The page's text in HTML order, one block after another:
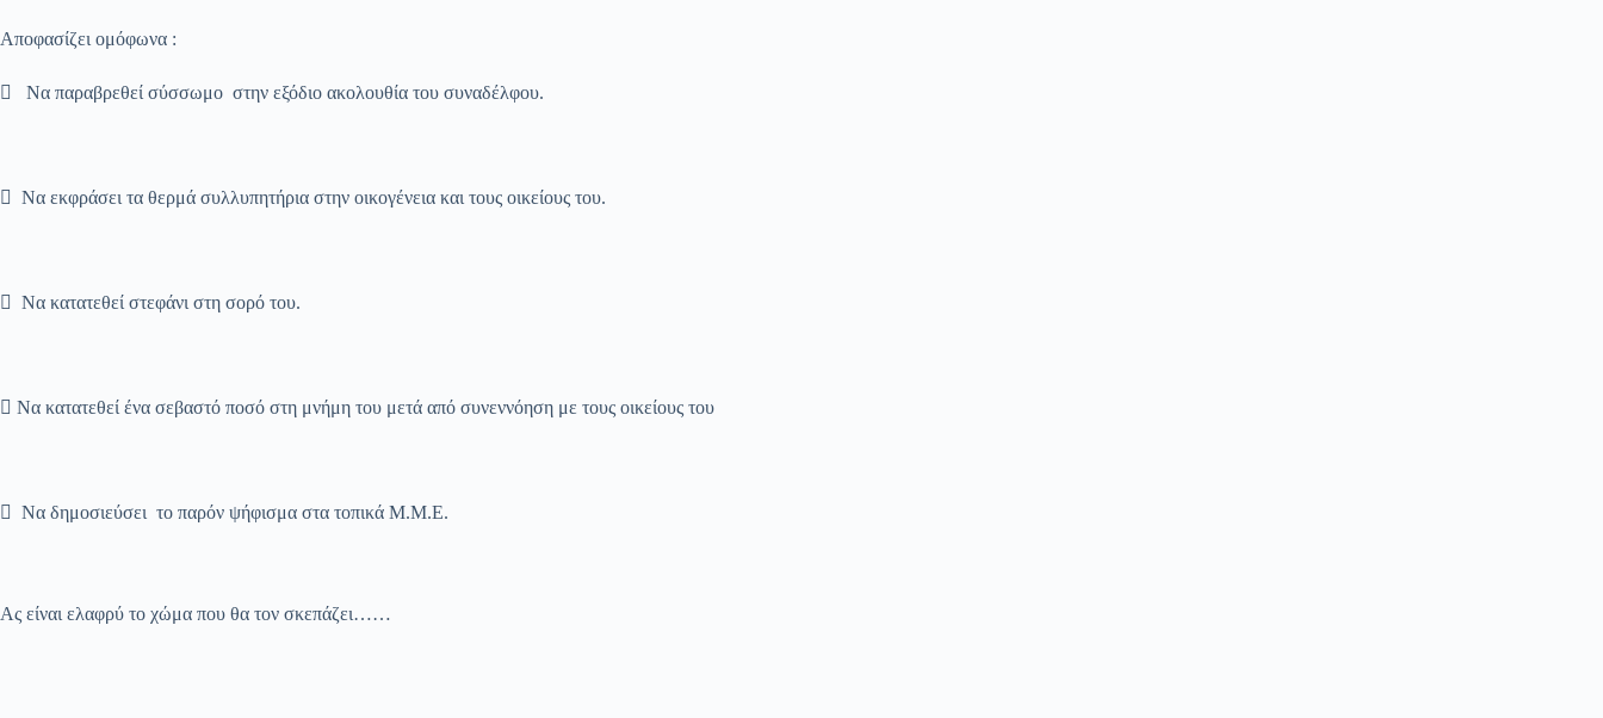
Αποφασίζει ομόφωνα :
 Να παραβρεθεί σύσσωμο στην εξόδιο ακολουθία του συναδέλφου.
 Να εκφράσει τα θερμά συλλυπητήρια στην οικογένεια και τους οικείους του.
 Να κατατεθεί στεφάνι στη σορό του.
 Να κατατεθεί ένα σεβαστό ποσό στη μνήμη του μετά από συνεννόηση με τους οικείους του
 Να δημοσιεύσει το παρόν ψήφισμα στα τοπικά Μ.Μ.Ε.
Ας είναι ελαφρύ το χώμα που θα τον σκεπάζει……